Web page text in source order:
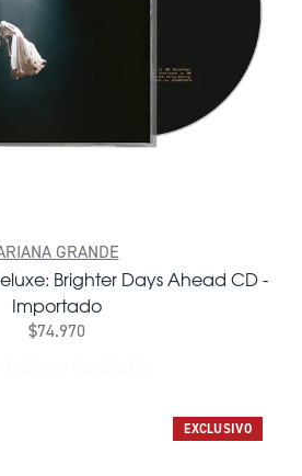
GRANDE
Brighter Days Ahead CD -
Importado
$74.970
EXCLUSIVO